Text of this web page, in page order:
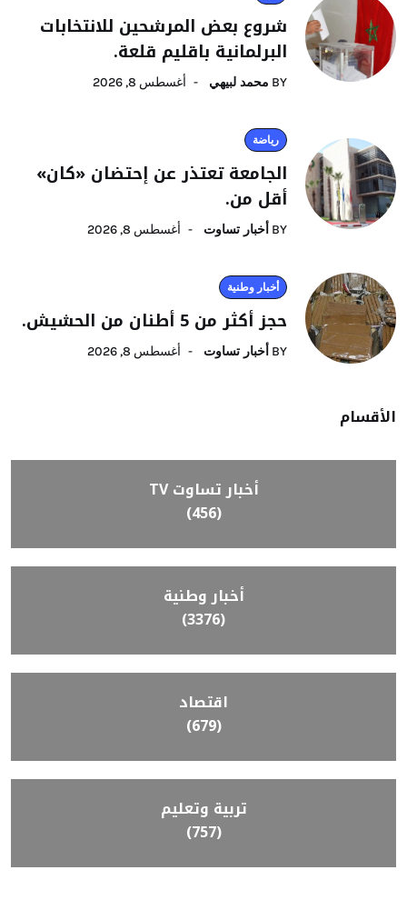
شروع بعض المرشحين للانتخابات
البرلمانية باقليم قلعة.
BY محمد لبيهي أغسطس 8, 2026
رياضة
الجامعة تعتذر عن إحتضان «كان»
أقل من.
BY أخبار تساوت أغسطس 8, 2026
أخبار وطنية
حجز أكثر من 5 أطنان من الحشيش.
BY أخبار تساوت أغسطس 8, 2026
الأقسام
أخبار تساوت TV
(456)
أخبار وطنية
(3376)
اقتصاد
(679)
تربية وتعليم
(757)